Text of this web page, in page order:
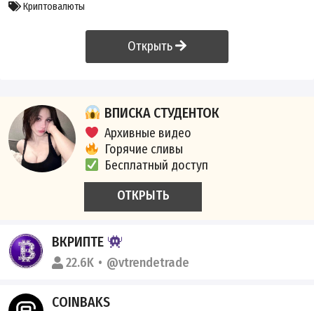
Криптовалюты
Открыть
ВПИСКА СТУДЕНТОК
Архивные видео
Горячие сливы
Бесплатный доступ
ОТКРЫТЬ
ВКРИПТЕ
22.6K @vtrendetrade
COINBAKS